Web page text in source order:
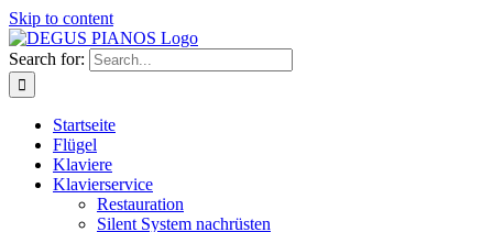
Skip to content
Search for:
Startseite
Flügel
Klaviere
Klavierservice
Restauration
Silent System nachrüsten